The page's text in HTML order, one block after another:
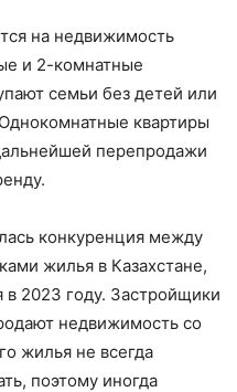
на недвижимость
и 2-комнатные
семьи без детей или
квартиры
перепродажи
конкуренция между
жилья в Казахстане,
2023 году. Застройщики
недвижимость со
жилья не всегда
поэтому иногда